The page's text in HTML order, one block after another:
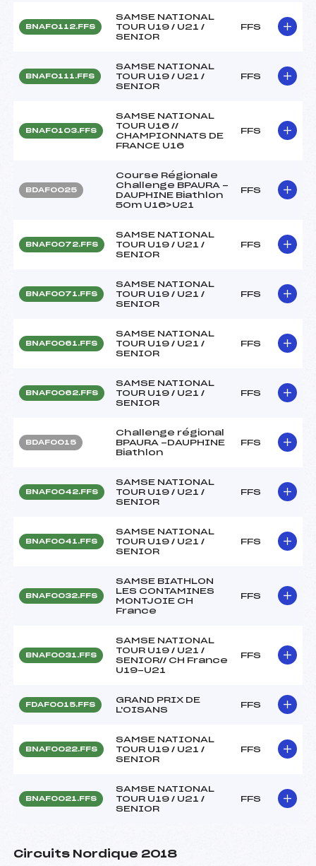
BNAF0112.FFS
SAMSE NATIONAL
TOUR U19 / U21 /
SENIOR
FFS
BNAF0111.FFS
SAMSE NATIONAL
TOUR U19 / U21 /
SENIOR
FFS
BNAF0103.FFS
SAMSE NATIONAL
TOUR U16 //
CHAMPIONNATS DE
FRANCE U16
FFS
BDAF0025
Course Régionale
Challenge BPAURA -
DAUPHINE Biathlon
50m U16>U21
FFS
BNAF0072.FFS
SAMSE NATIONAL
TOUR U19 / U21 /
SENIOR
FFS
BNAF0071.FFS
SAMSE NATIONAL
TOUR U19 / U21 /
SENIOR
FFS
BNAF0061.FFS
SAMSE NATIONAL
TOUR U19 / U21 /
SENIOR
FFS
BNAF0062.FFS
SAMSE NATIONAL
TOUR U19 / U21 /
SENIOR
FFS
BDAF0015
Challenge régional
BPAURA -DAUPHINE
Biathlon
FFS
BNAF0042.FFS
SAMSE NATIONAL
TOUR U19 / U21 /
SENIOR
FFS
BNAF0041.FFS
SAMSE NATIONAL
TOUR U19 / U21 /
SENIOR
FFS
BNAF0032.FFS
SAMSE BIATHLON
LES CONTAMINES
MONTJOIE CH
France
FFS
BNAF0031.FFS
SAMSE NATIONAL
TOUR U19 / U21 /
SENIOR// CH France
U19-U21
FFS
FDAF0015.FFS
GRAND PRIX DE
L'OISANS
FFS
BNAF0022.FFS
SAMSE NATIONAL
TOUR U19 / U21 /
SENIOR
FFS
BNAF0021.FFS
SAMSE NATIONAL
TOUR U19 / U21 /
SENIOR
FFS
Circuits Nordique 2018